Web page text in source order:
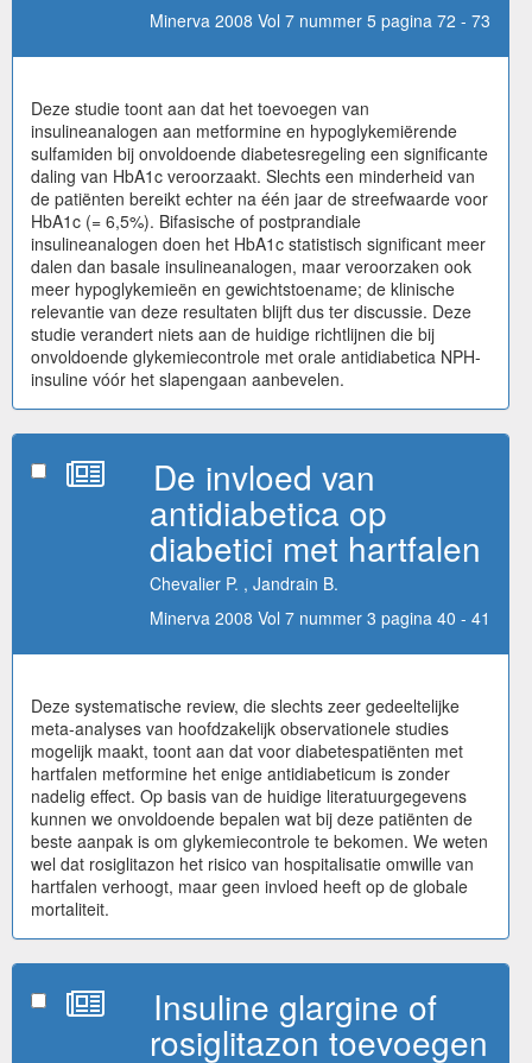
Minerva 2008 Vol 7 nummer 5 pagina 72 - 73
Deze studie toont aan dat het toevoegen van
insulineanalogen aan metformine en hypoglykemiërende
sulfamiden bij onvoldoende diabetesregeling een significante
daling van HbA1c veroorzaakt. Slechts een minderheid van
de patiënten bereikt echter na één jaar de streefwaarde voor
HbA1c (= 6,5%). Bifasische of postprandiale
insulineanalogen doen het HbA1c statistisch significant meer
dalen dan basale insulineanalogen, maar veroorzaken ook
meer hypoglykemieën en gewichtstoename; de klinische
relevantie van deze resultaten blijft dus ter discussie. Deze
studie verandert niets aan de huidige richtlijnen die bij
onvoldoende glykemiecontrole met orale antidiabetica NPH-
insuline vóór het slapengaan aanbevelen.
De invloed van
antidiabetica op
diabetici met hartfalen
Chevalier P. , Jandrain B.
Minerva 2008 Vol 7 nummer 3 pagina 40 - 41
Deze systematische review, die slechts zeer gedeeltelijke
meta-analyses van hoofdzakelijk observationele studies
mogelijk maakt, toont aan dat voor diabetespatiënten met
hartfalen metformine het enige antidiabeticum is zonder
nadelig effect. Op basis van de huidige literatuurgegevens
kunnen we onvoldoende bepalen wat bij deze patiënten de
beste aanpak is om glykemiecontrole te bekomen. We weten
wel dat rosiglitazon het risico van hospitalisatie omwille van
hartfalen verhoogt, maar geen invloed heeft op de globale
mortaliteit.
Insuline glargine of
rosiglitazon toevoegen